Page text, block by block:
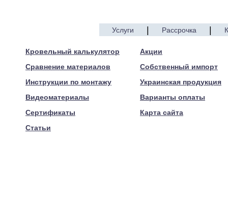
Услуги | Рассрочка |
Кровельный калькулятор
Сравнение материалов
Инструкции по монтажу
Видеоматериалы
Сертификаты
Статьи
Акции
Собственный импорт
Украинская продукция
Варианты оплаты
Карта сайта